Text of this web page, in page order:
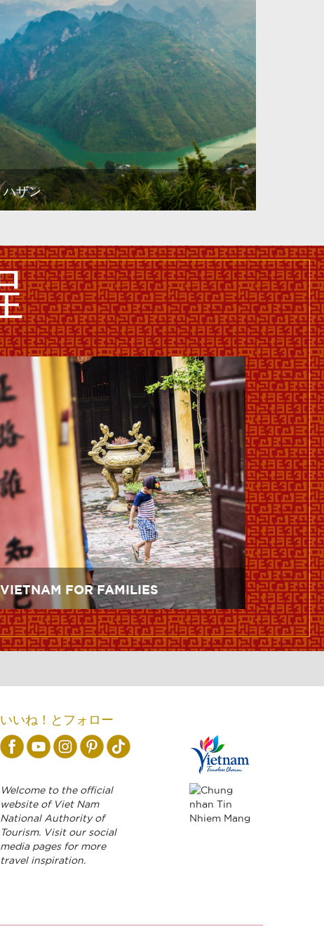
ハザン
VIETNAM FOR FAMILIES
いいね！とフォロー
Welcome to the official
website of Viet Nam
National Authority of
Tourism. Visit our social
media pages for more
travel inspiration.